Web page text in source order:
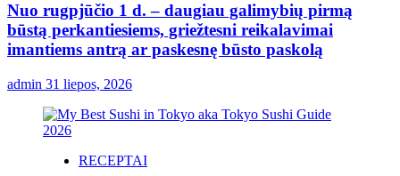
Nuo rugpjūčio 1 d. – daugiau galimybių pirmą
būstą perkantiesiems, griežtesni reikalavimai
imantiems antrą ar paskesnę būsto paskolą
admin 31 liepos, 2026
RECEPTAI